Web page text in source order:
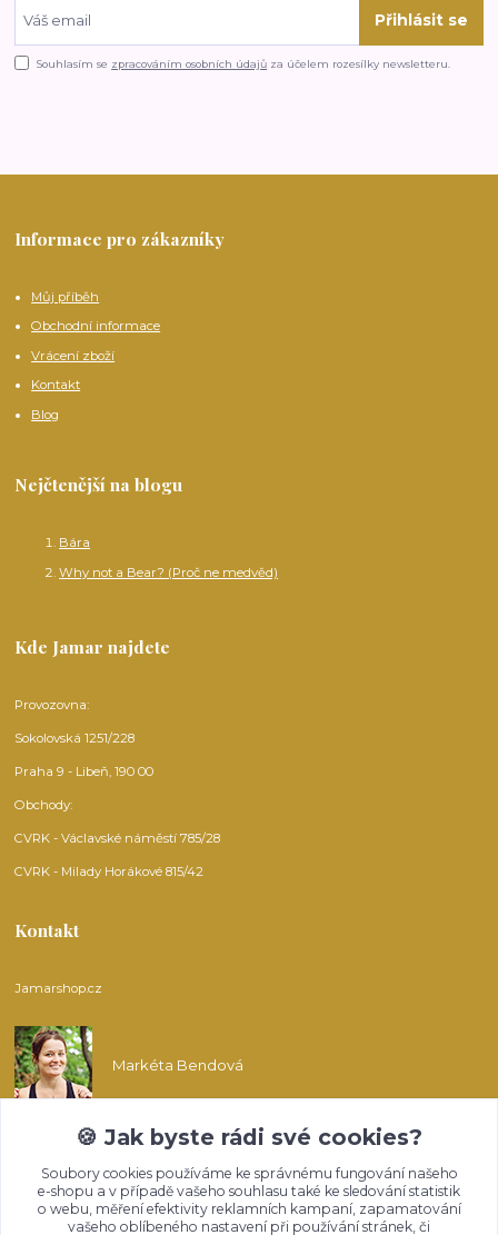
Přihlásit se
Souhlasím se zpracováním osobních údajů za účelem rozesílky newsletteru.
Informace pro zákazníky
Můj příběh
Obchodní informace
Vrácení zboží
Kontakt
Blog
Nejčtenější na blogu
Bára
Why not a Bear? (Proč ne medvěd)
Kde Jamar najdete
Provozovna:
Sokolovská 1251/228
Praha 9 - Libeň, 190 00
Obchody:
CVRK - Václavské náměstí 785/28
CVRK - Milady Horákové 815/42
Kontakt
Jamarshop.cz
Markéta Bendová
info@jamarshop.cz
🍪 Jak byste rádi své cookies?
Soubory cookies používáme ke správnému fungování našeho
e-shopu a v případě vašeho souhlasu také ke sledování statistik
o webu, měření efektivity reklamních kampaní, zapamatování
vašeho oblíbeného nastavení při používání stránek, či